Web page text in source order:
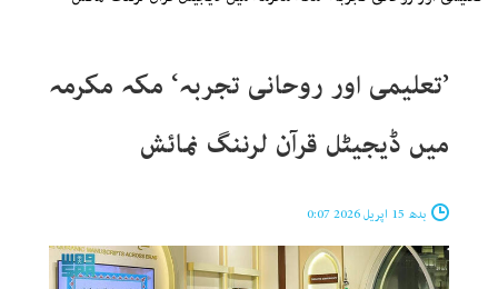
’تعلیمی اور روحانی تجربہ‘ مکہ مکرمہ
میں ڈیجیٹل قرآن لرننگ نمائش
بدھ 15 اپریل 2026 0:07